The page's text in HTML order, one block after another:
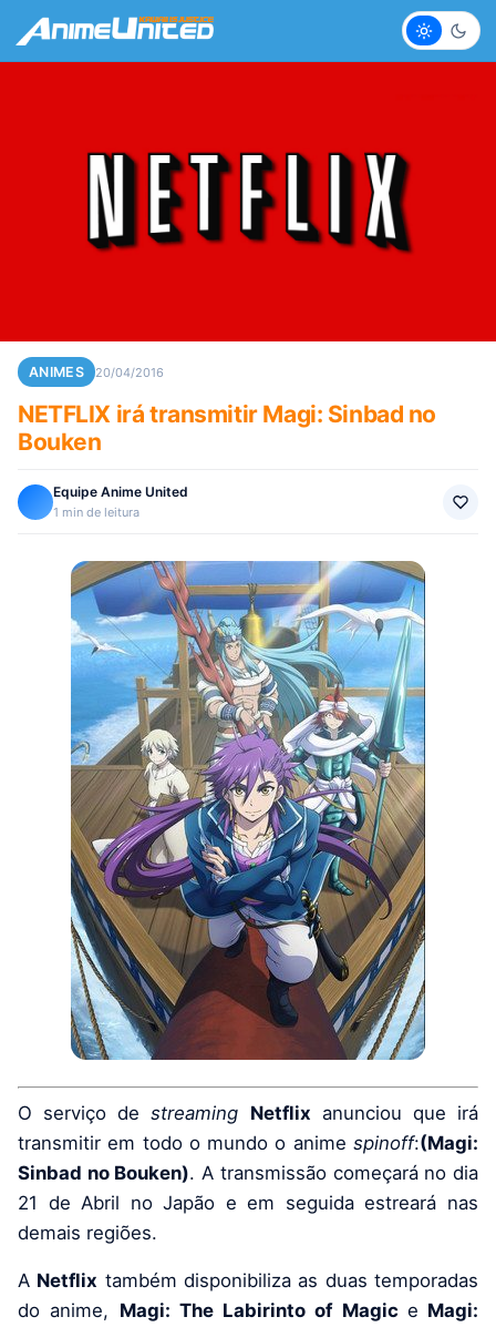
Claro
ANIMES 20/04/2016
NETFLIX irá transmitir Magi: Sinbad no
Bouken
Equipe Anime United
1 min de leitura
O serviço destreaming Netflix anunciou que irá
transmitir em todo o mundo o anime spinoff:(Magi:
Sinbad no Bouken). A transmissão começará no dia
21 de Abril no Japão e em seguida estreará nas
demais regiões.
A Netflix também disponibiliza as duas temporadas
do anime, Magi: The Labirinto of Magic e Magi: